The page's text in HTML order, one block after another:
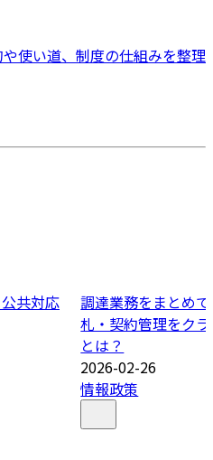
使い道、制度の仕組みを整理
共対応
調達業務をまとめ
札・契約管理をク
とは？
2026-02-26
情報政策